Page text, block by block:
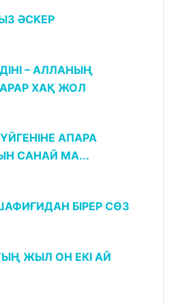
ӘСКЕР
– АЛЛАНЫҢ
ХАҚ ЖОЛ
АПАРА
САНАЙ МА...
БІРЕР СӨЗ
ЖЫЛ ОН ЕКІ АЙ